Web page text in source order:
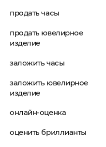
продать часы
продать ювелирное
изделие
заложить часы
заложить ювелирное
изделие
онлайн-оценка
оценить бриллианты